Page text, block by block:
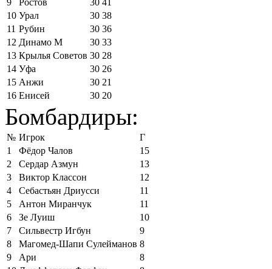
10 Урал 30 38
11 Рубин 30 36
12 Динамо М 30 33
13 Крылья Советов 30 28
14 Уфа 30 26
15 Анжи 30 21
16 Енисей 30 20
Бомбардиры:
№ Игрок
Г
1
Фёдор Чалов
15
2
Сердар Азмун
13
3
Виктор Классон
12
4
Себастьян Дриусси
11
5
Антон Миранчук
11
6
Зе Луиш
10
7
Сильвестр Игбун
9
8
Магомед-Шапи Сулейманов 8
9
Ари
8